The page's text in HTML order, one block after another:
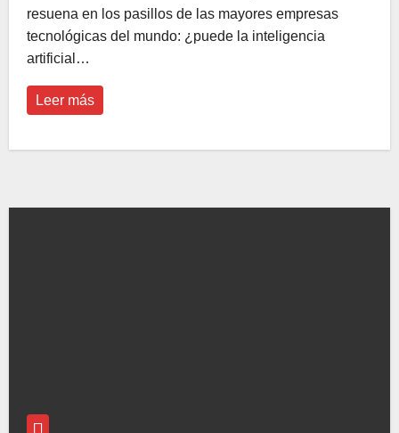
resuena en los pasillos de las mayores empresas
tecnológicas del mundo: ¿puede la inteligencia
artificial…
Leer más